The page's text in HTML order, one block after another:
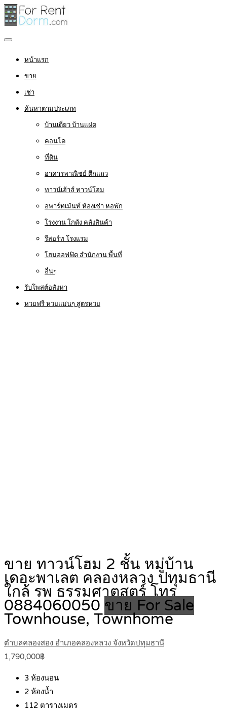
หน้าแรก
ขาย
เช่า
ค้นหาตามประเภท
บ้านเดี่ยว บ้านแฝด
คอนโด
ที่ดิน
อาคารพาณิชย์ ตึกแถว
ทาวน์เฮ้าส์ ทาวน์โฮม
อพาร์ทเม้นท์ ห้องเช่า หอพัก
โรงงาน โกดัง คลังสินค้า
รีสอร์ท โรงแรม
โฮมออฟฟิต สำนักงาน พื้นที่
อื่นๆ
รับโพสต์อสังหา
หวยฟรี หวยแม่นๆ สูตรหวย
ขาย ทาวน์โฮม 2 ชั้น หมู่บ้าน
เดอะพาเลต คลองหลวง ปทุมธานี
ใกล้ รพ ธรรมศาตสตร์ โทร
0884060050 ขาย For Sale
Townhouse, Townhome
ตำบลคลองสอง อำเภอคลองหลวง จังหวัดปทุมธานี
1,790,000฿
3 ห้องนอน
2 ห้องน้ำ
112 ตารางเมตร